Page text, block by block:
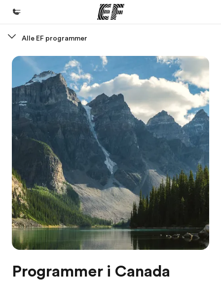
Velkommen til EF
Programmer
Se alt hvad vi gør
Kontorer
Find et kontor nær dig
Hvem er vi?
Karriere
Bliv en del af holdet
Alle EF programmer
Programmer i Canada